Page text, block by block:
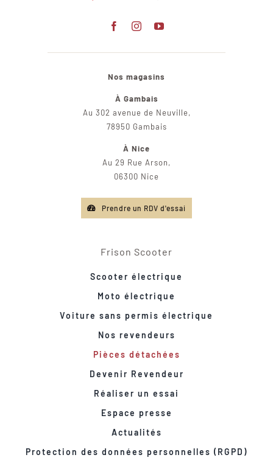
Nos magasins
À Gambais
Au 302 avenue de Neuville,
78950 Gambais
À Nice
Au 29 Rue Arson,
06300 Nice
Prendre un RDV d'essai
Frison Scooter
Scooter électrique
Moto électrique
Voiture sans permis électrique
Nos revendeurs
Pièces détachées
Devenir Revendeur
Réaliser un essai
Espace presse
Actualités
Protection des données personnelles (RGPD)